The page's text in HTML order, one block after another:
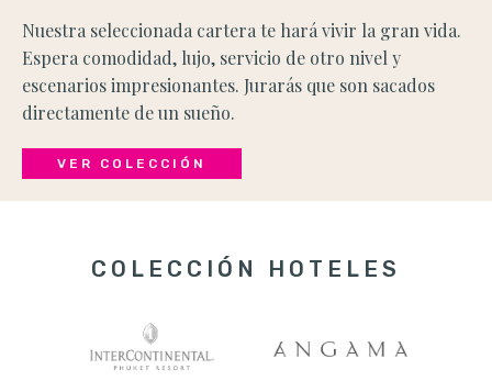
Nuestra seleccionada cartera te hará vivir la gran vida.
Espera comodidad, lujo, servicio de otro nivel y
escenarios impresionantes. Jurarás que son sacados
directamente de un sueño.
VER COLECCIÓN
COLECCIÓN HOTELES